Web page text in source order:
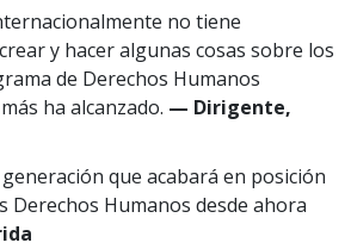
no tiene
y hacer algunas cosas sobre los
de Derechos Humanos
ha alcanzado. — Dirigente,
que acabará en posición
Derechos Humanos desde ahora